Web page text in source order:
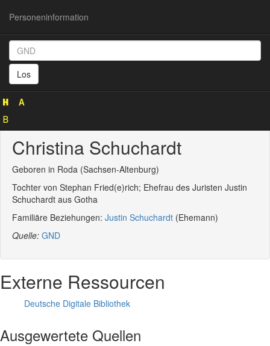
Personeninformation
Los
Personeninformation
129905798)
Christina Schuchardt
Geboren in Roda (Sachsen-Altenburg)
Tochter von Stephan Fried(e)rich; Ehefrau des Juristen Justin
Schuchardt aus Gotha
Familiäre Beziehungen: Justin Schuchardt (Ehemann)
Quelle: GND
Externe Ressourcen
Deutsche Digitale Bibliothek
Ausgewertete Quellen